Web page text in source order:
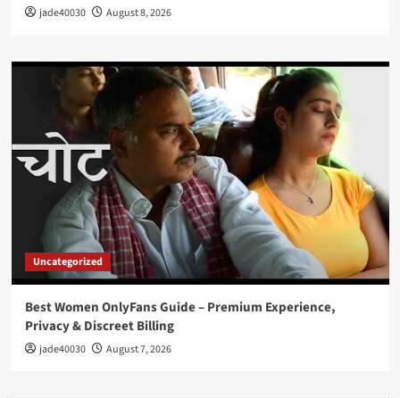
jade40030 August 8, 2026
Uncategorized
Best Women OnlyFans Guide – Premium Experience,
Privacy & Discreet Billing
jade40030 August 7, 2026